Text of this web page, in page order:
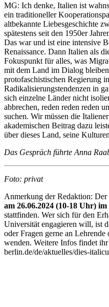
MG: Ich denke, Italien ist
ein traditioneller
altbekannte Liebesgeschichte
spätestens seit den 1950er
Das war und ist eine intensive
Renaissance. Dann Italien als
Fokuspunkt für alles, was
mit dem Land im Dialog
protofaschistischen Regierung
Radikalisierungstendenzen in
sich einzelne Länder nicht
abbrechen, reden reden reden
suchen. Wir müssen die
akademischen Beitrag dazu
über dieses Land, seine
Das Gespräch führte Anna
Foto: privat
Anmerkung der Redaktion: Der
am 26.06.2024 (10-18 Uhr)
stattfinden. Wer sich für den
Universität engagieren will, ist
oder Fragen gerne an
wenden. Weitere Infos findet
berlin.de/de/aktuelles/dies-